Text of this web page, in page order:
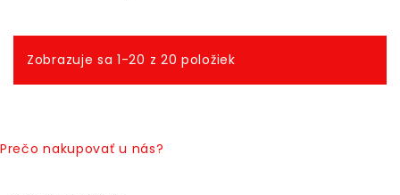
Zobrazuje sa 1-20 z 20 položiek
Prečo nakupovať u nás?